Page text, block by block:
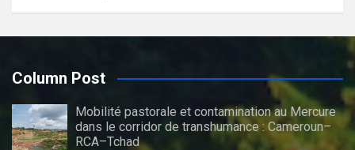
Column Post
Mobilité pastorale et contamination au Mercure
dans le corridor de transhumance : Cameroun–
RCA–Tchad